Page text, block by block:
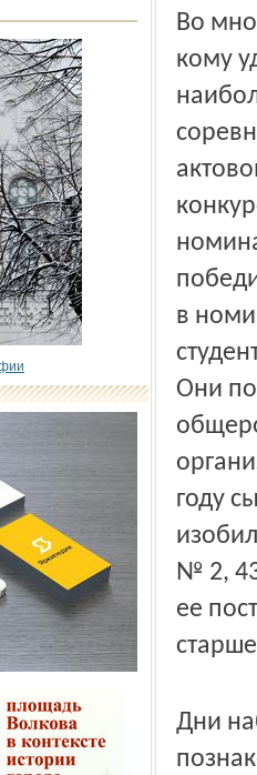
Во
кому
в
Они
году
№ 2,
ее
Дни